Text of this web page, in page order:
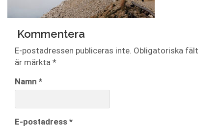
Kommentera
E-postadressen publiceras inte. Obligatoriska fält
är märkta *
Namn *
E-postadress *